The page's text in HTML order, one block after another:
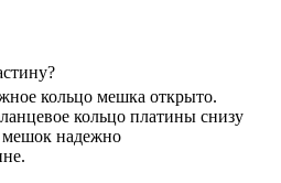
кольцо мешка открыто.
кольцо платины снизу
мешок надежно